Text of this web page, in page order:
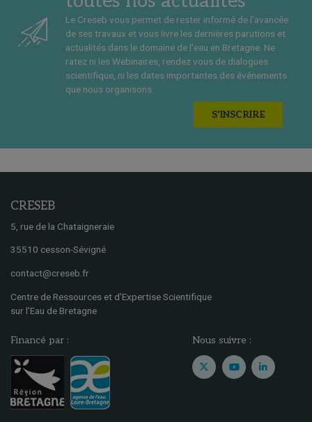
Le Creseb vous permet de rester informé de l'avancée
de ses travaux et vous livre les dernières parutions et
actualités dans le domaine de l'eau en Bretagne. Ne
ratez ni les Webinaires, rendez vous de dialogues
scientifique, ni les dates importantes des événements
que nous organisons.
S'INSCRIRE
CRESEB
5, rue de la Chataigneraie
35510 cesson-Sévigné
contact@creseb.fr
Centre de Ressources et d’Expertise Scientifique
sur l’Eau de Bretagne
Financé par : Nous suivre :